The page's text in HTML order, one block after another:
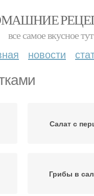
все самое вкусное тут
новости
Салат с
Грибы в